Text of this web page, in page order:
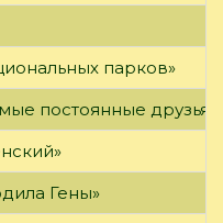
парков»
постоянные
Гены»